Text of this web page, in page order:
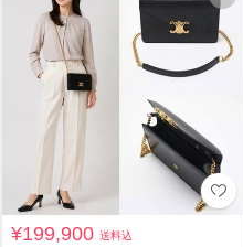
¥199,900送料込